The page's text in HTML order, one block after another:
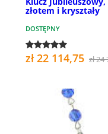
złotem i kryształy
DOSTĘPNY
zł 22 114,75 zł 24